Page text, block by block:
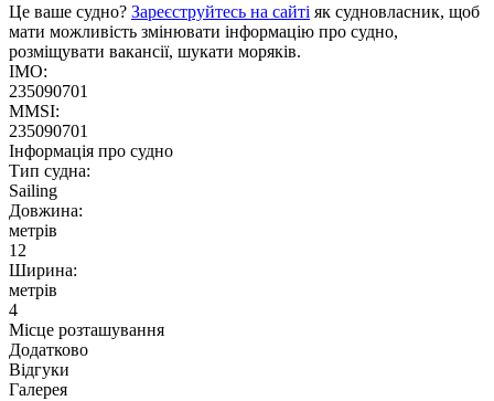
Це ваше судно? Зареєструйтесь на сайті як судновласник, щоб
мати можливість змінювати інформацію про судно,
розміщувати вакансії, шукати моряків.
IMO:
235090701
MMSI:
235090701
Інформація про судно
Тип судна:
Sailing
Довжина:
метрів
12
Ширина:
метрів
4
Місце розташування
Додатково
Відгуки
Галерея